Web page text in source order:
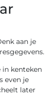
aan je
kenteken
even je
later